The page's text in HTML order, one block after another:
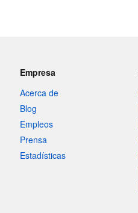
Empresa
Acerca de
Blog
Empleos
Prensa
Estadísticas